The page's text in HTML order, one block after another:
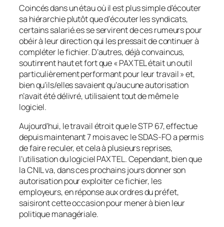
Coincés dans un étau où il est plus simple d’écouter
sa hiérarchie plutôt que d’écouter les syndicats,
certains salarié.es se servirent de ces rumeurs pour
obéir à leur direction qui les pressait de continuer à
compléter le fichier. D’autres, déjà convaincus,
soutinrent haut et fort que « PAXTEL était un outil
particulièrement performant pour leur travail » et,
bien qu’ils/elles savaient qu’aucune autorisation
n’avait été délivré, utilisaient tout de même le
logiciel.
Aujourd’hui, le travail étroit que le STP 67, effectue
depuis maintenant 7 mois avec le SDAS-FO a permis
de faire reculer, et cela à plusieurs reprises,
l’utilisation du logiciel PAXTEL. Cependant, bien que
la CNIL va, dans ces prochains jours donner son
autorisation pour exploiter ce fichier, les
employeurs, en réponse aux ordres du préfet,
saisiront cette occasion pour mener à bien leur
politique managériale.